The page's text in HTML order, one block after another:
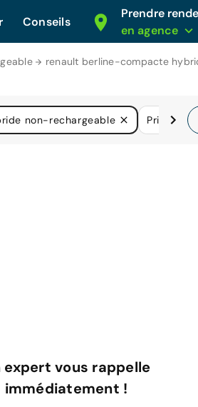
Conseils
Prendre
en agence
renault berline-compacte
non-rechargeable Prix
expert vous rappelle
immédiatement !